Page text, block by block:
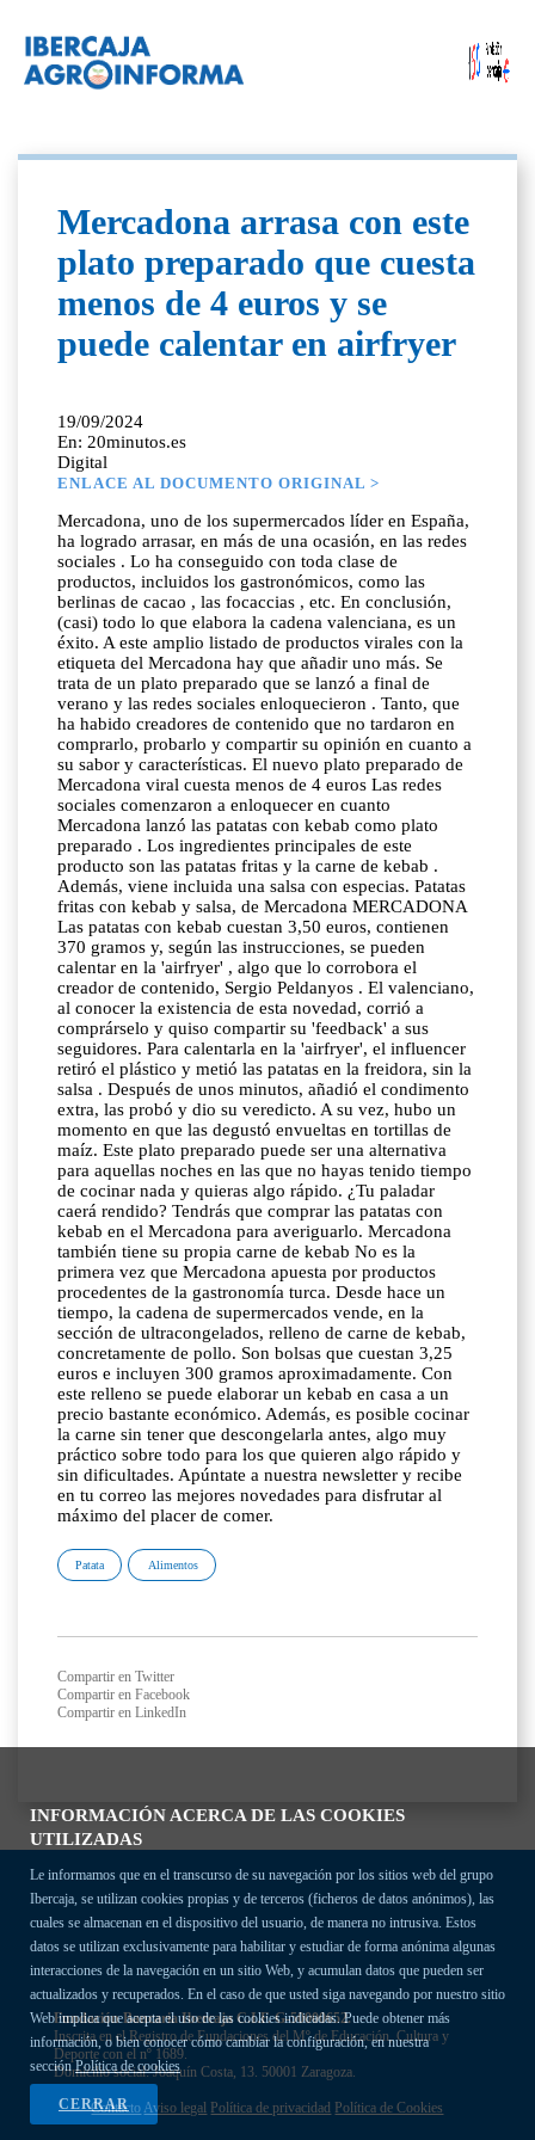
INFORMACIÓN ACERCA DE LAS COOKIES
UTILIZADAS
Le informamos que en el transcurso de su navegación por los sitios web del grupo
Ibercaja, se utilizan cookies propias y de terceros (ficheros de datos anónimos), las
cuales se almacenan en el dispositivo del usuario, de manera no intrusiva. Estos
datos se utilizan exclusivamente para habilitar y estudiar de forma anónima algunas
interacciones de la navegación en un sitio Web, y acumulan datos que pueden ser
actualizados y recuperados. En el caso de que usted siga navegando por nuestro sitio
Web implica que acepta el uso de las cookies indicadas. Puede obtener más
información, o bien conocer cómo cambiar la configuración, en nuestra
secciónPolítica de cookies
CERRAR
Mercadona arrasa con este
plato preparado que cuesta
menos de 4 euros y se
puede calentar en airfryer
19/09/2024
En: 20minutos.es
Digital
ENLACE AL DOCUMENTO ORIGINAL >
Mercadona, uno de los supermercados líder en España,
ha logrado arrasar, en más de una ocasión, en las redes
sociales . Lo ha conseguido con toda clase de
productos, incluidos los gastronómicos, como las
berlinas de cacao , las focaccias , etc. En conclusión,
(casi) todo lo que elabora la cadena valenciana, es un
éxito. A este amplio listado de productos virales con la
etiqueta del Mercadona hay que añadir uno más. Se
trata de un plato preparado que se lanzó a final de
verano y las redes sociales enloquecieron . Tanto, que
ha habido creadores de contenido que no tardaron en
comprarlo, probarlo y compartir su opinión en cuanto a
su sabor y características. El nuevo plato preparado de
Mercadona viral cuesta menos de 4 euros Las redes
sociales comenzaron a enloquecer en cuanto
Mercadona lanzó las patatas con kebab como plato
preparado . Los ingredientes principales de este
producto son las patatas fritas y la carne de kebab .
Además, viene incluida una salsa con especias. Patatas
fritas con kebab y salsa, de Mercadona MERCADONA
Las patatas con kebab cuestan 3,50 euros, contienen
370 gramos y, según las instrucciones, se pueden
calentar en la 'airfryer' , algo que lo corrobora el
creador de contenido, Sergio Peldanyos . El valenciano,
al conocer la existencia de esta novedad, corrió a
comprárselo y quiso compartir su 'feedback' a sus
seguidores. Para calentarla en la 'airfryer', el influencer
retiró el plástico y metió las patatas en la freidora, sin la
salsa . Después de unos minutos, añadió el condimento
extra, las probó y dio su veredicto. A su vez, hubo un
momento en que las degustó envueltas en tortillas de
maíz. Este plato preparado puede ser una alternativa
para aquellas noches en las que no hayas tenido tiempo
de cocinar nada y quieras algo rápido. ¿Tu paladar
caerá rendido? Tendrás que comprar las patatas con
kebab en el Mercadona para averiguarlo. Mercadona
también tiene su propia carne de kebab No es la
primera vez que Mercadona apuesta por productos
procedentes de la gastronomía turca. Desde hace un
tiempo, la cadena de supermercados vende, en la
sección de ultracongelados, relleno de carne de kebab,
concretamente de pollo. Son bolsas que cuestan 3,25
euros e incluyen 300 gramos aproximadamente. Con
este relleno se puede elaborar un kebab en casa a un
precio bastante económico. Además, es posible cocinar
la carne sin tener que descongelarla antes, algo muy
práctico sobre todo para los que quieren algo rápido y
sin dificultades. Apúntate a nuestra newsletter y recibe
en tu correo las mejores novedades para disfrutar al
máximo del placer de comer.
Patata Alimentos
Compartir en Twitter
Compartir en Facebook
Compartir en LinkedIn
Fundación Bancaria Ibercaja C.I.F. G-50000652.
Inscrita en el Registro de Fundaciones del Mº de Educación, Cultura y
Deporte con el nº 1689.
Domicilio social: Joaquín Costa, 13. 50001 Zaragoza.
ContactoAviso legal Política de privacidad Política de Cookies